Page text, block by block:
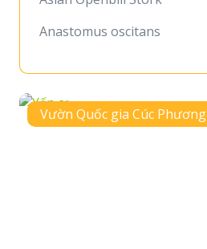
Anastomus oscitans
Vườn Quốc gia Cúc Phương